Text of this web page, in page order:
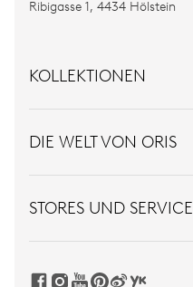
Ribigasse 1, 4434 Hölstein
KOLLEKTIONEN
DIE WELT VON ORIS
STORES UND SERVICE